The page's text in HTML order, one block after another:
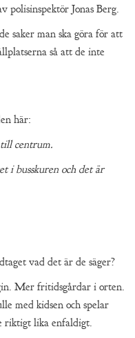
polisinspektör Jonas Berg.
saker man ska göra för att
så att de inte
här:
centrum.
i busskuren och det är
vad det är de säger?
Mer fritidsgårdar i orten.
med kidsen och spelar
riktigt lika enfaldigt.